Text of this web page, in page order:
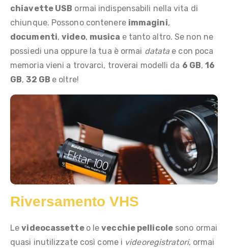
chiavette USB ormai indispensabili nella vita di
chiunque. Possono contenere immagini,
documenti,video, musica e tanto altro. Se non ne
possiedi una oppure la tua è ormai datata e con poca
memoria vieni a trovarci, troverai modelli da 6 GB,16
GB,32 GB e oltre!
Riversamento VHS
Levideocassette o levecchie pellicolesono ormai
quasi inutilizzate così come i videoregistratori, ormai